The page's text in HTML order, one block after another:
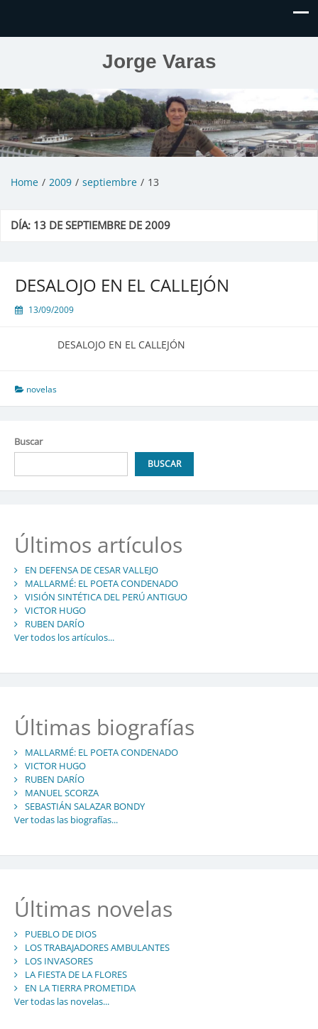
Jorge Varas
Home 2009 septiembre 13
DÍA: 13 DE SEPTIEMBRE DE 2009
DESALOJO EN EL CALLEJÓN
13/09/2009
DESALOJO EN EL CALLEJÓN
novelas
Buscar
BUSCAR
Últimos artículos
EN DEFENSA DE CESAR VALLEJO
MALLARMÉ: EL POETA CONDENADO
VISIÓN SINTÉTICA DEL PERÚ ANTIGUO
VICTOR HUGO
RUBEN DARÍO
Ver todos los artículos...
Últimas biografías
MALLARMÉ: EL POETA CONDENADO
VICTOR HUGO
RUBEN DARÍO
MANUEL SCORZA
SEBASTIÁN SALAZAR BONDY
Ver todas las biografías...
Últimas novelas
PUEBLO DE DIOS
LOS TRABAJADORES AMBULANTES
LOS INVASORES
LA FIESTA DE LA FLORES
EN LA TIERRA PROMETIDA
Ver todas las novelas...